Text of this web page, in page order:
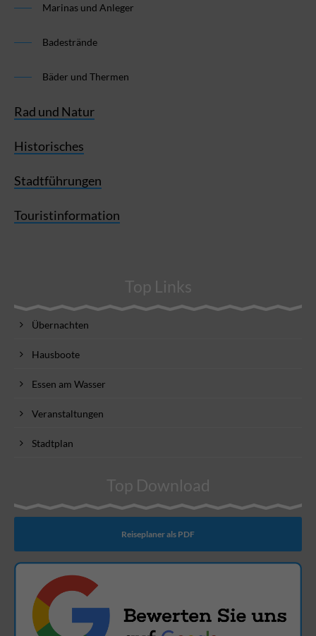
Marinas und Anleger
Badestrände
Bäder und Thermen
Rad und Natur
Historisches
Stadtführungen
Touristinformation
Top Links
Übernachten
Hausboote
Essen am Wasser
Veranstaltungen
Stadtplan
Top Download
Reiseplaner als PDF